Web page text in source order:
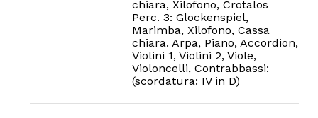
chiara, Xilofono, Crotalos
Perc. 3: Glockenspiel,
Marimba, Xilofono, Cassa
chiara. Arpa, Piano, Accordion,
Violini 1, Violini 2, Viole,
Violoncelli, Contrabbassi:
(scordatura: IV in D)